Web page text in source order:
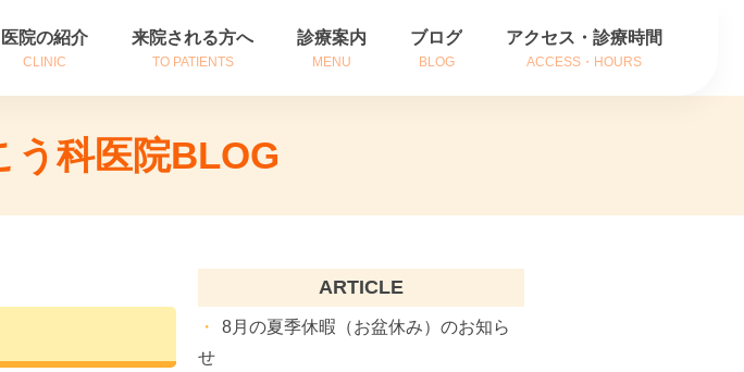
医院の紹介
CLINIC
間・アクセス
来院される方へ
TO PATIENTS
診察券をお持ちの方
診療案内
MENU
鼻の症状
がん治療
補聴器相談
ブログ
BLOG
アクセス・診療時間
ACCESS・HOURS
う科医院BLOG
ARTICLE
8月の夏季休暇（お盆休み）のお知ら
せ